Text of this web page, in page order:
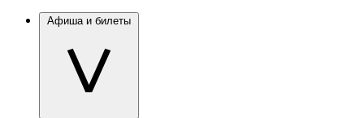
Афиша и билеты